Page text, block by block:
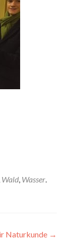
Wald, Wasser.
Naturkunde →